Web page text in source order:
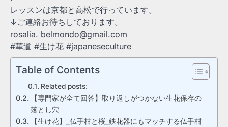
レッスンは京都と高松で行っています。
↓ご連絡お待ちしております。
rosalia. belmondo@gmail.com
#華道 #生け花 #japaneseculture
Table of Contents
Related posts:
【専門家が全て回答】取り返しがつかない生花保存の
落とし穴
【生け花】_仏手柑と桜_鉄花器にもマッチする仏手柑